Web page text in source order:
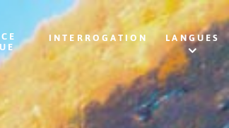
INTERROGATION LANGUES